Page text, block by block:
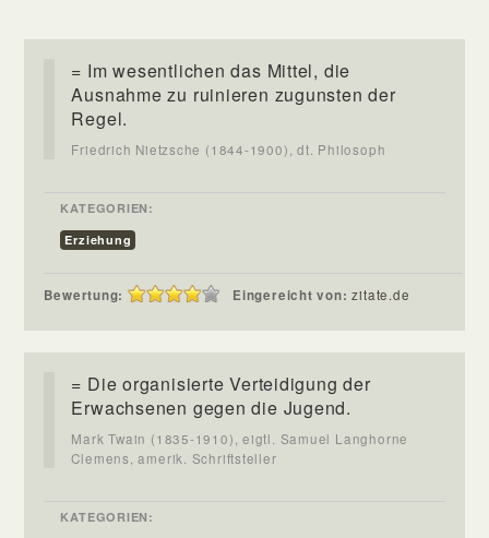
= Im wesentlichen das Mittel, die
Ausnahme zu ruinieren zugunsten der
Regel.
Friedrich Nietzsche (1844-1900), dt. Philosoph
KATEGORIEN:
Erziehung
Bewertung: Eingereicht von:zitate.de
= Die organisierte Verteidigung der
Erwachsenen gegen die Jugend.
Mark Twain (1835-1910), eigtl. Samuel Langhorne
Clemens, amerik. Schriftsteller
KATEGORIEN: